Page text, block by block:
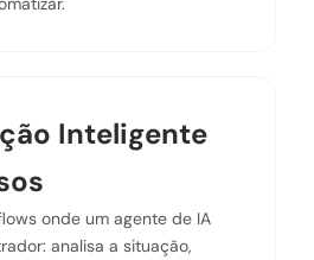
Inteligente
onde um agente de IA
analisa a situação,